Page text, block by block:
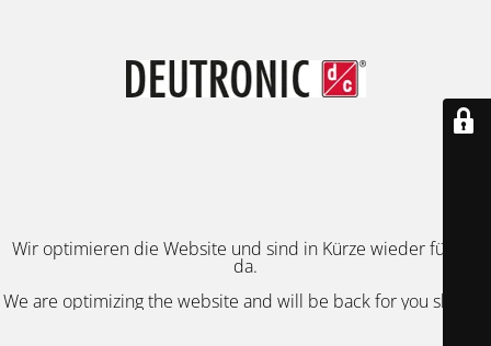
Wir optimieren die Website und sind in Kürze wieder für Sie
da.
We are optimizing the website and will be back for you shortly.